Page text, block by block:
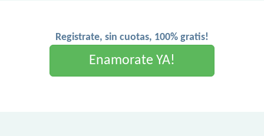
Registrate, sin cuotas, 100% gratis!
Enamorate YA!